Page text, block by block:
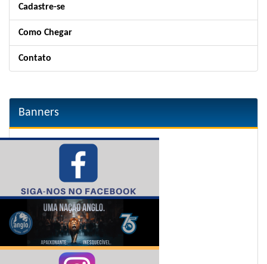
Cadastre-se
Como Chegar
Contato
Banners